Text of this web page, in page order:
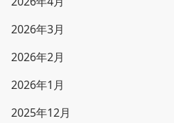
2026年3月
2026年2月
2026年1月
2025年12月